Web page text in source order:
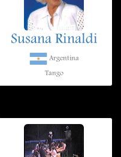
Susana Rinaldi
Argentina
Tango